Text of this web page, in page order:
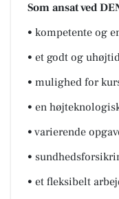
Som ansat ved
• kompetente og
• et godt og
• mulighed for
• en
• varierende
•
• et fleksibelt